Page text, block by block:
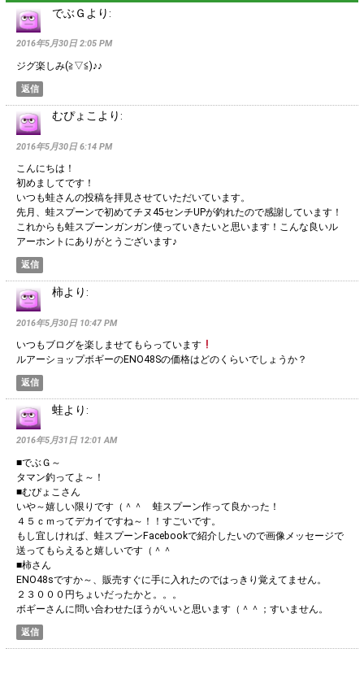
でぶＧ より:
2016年5月30日 2:05 PM
ジグ楽しみ(≧▽≦)♪♪
返信
むぴょこ より:
2016年5月30日 6:14 PM
こんにちは！
初めましてです！
いつも蛙さんの投稿を拝見させていただいています。
先月、蛙スプーンで初めてチヌ45センチUPが釣れたので感謝しています！
これからも蛙スプーンガンガン使っていきたいと思います！こんな良いル
アーホントにありがとうございます♪
返信
柿より:
2016年5月30日 10:47 PM
いつもブログを楽しませてもらっています
ルアーショップボギーのENO48Sの価格はどのくらいでしょうか？
返信
蛙より:
2016年5月31日 12:01 AM
■でぶＧ～
タマン釣ってよ～！
■むぴょこさん
いや～嬉しい限りです（＾＾ 蛙スプーン作って良かった！
４５ｃｍってデカイですね～！！すごいです。
もし宜しければ、蛙スプーンFacebookで紹介したいので画像メッセージで
送ってもらえると嬉しいです（＾＾
■柿さん
ENO48sですか～、販売すぐに手に入れたのではっきり覚えてません。
２３０００円ちょいだったかと。。。
ボギーさんに問い合わせたほうがいいと思います（＾＾；すいません。
返信